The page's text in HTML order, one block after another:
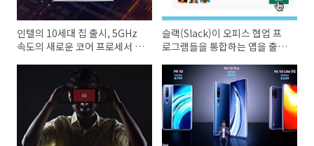
인텔의 10세대 칩 출시, 5GHz
속도의 새로운 코어 프로세서 코
슬랙(Slack)이 오피스 협업 프
로그램들을 통합하는 앱을 출시